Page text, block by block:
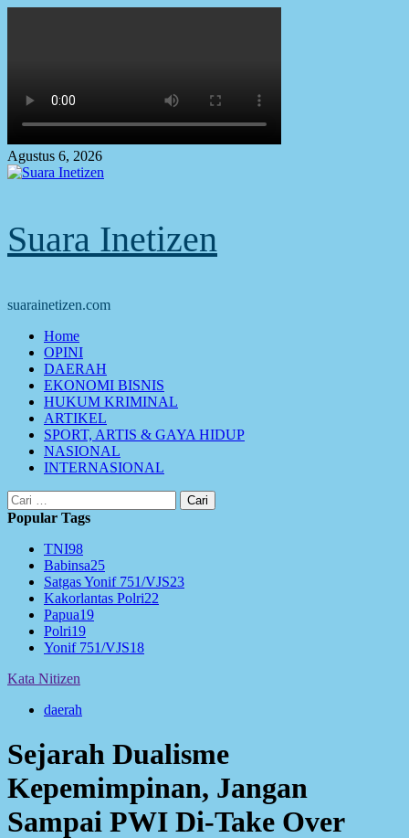
Agustus 6, 2026
Suara Inetizen
suarainetizen.com
Primary
Menu
Home
OPINI
DAERAH
EKONOMI BISNIS
HUKUM KRIMINAL
ARTIKEL
SPORT, ARTIS & GAYA HIDUP
NASIONAL
INTERNASIONAL
Cari
untuk:
Popular Tags
TNI98
Babinsa25
Satgas Yonif 751/VJS23
Kakorlantas Polri22
Papua19
Polri19
Yonif 751/VJS18
Kata Nitizen
daerah
Sejarah Dualisme
Kepemimpinan, Jangan
Sampai PWI Di-Take Over